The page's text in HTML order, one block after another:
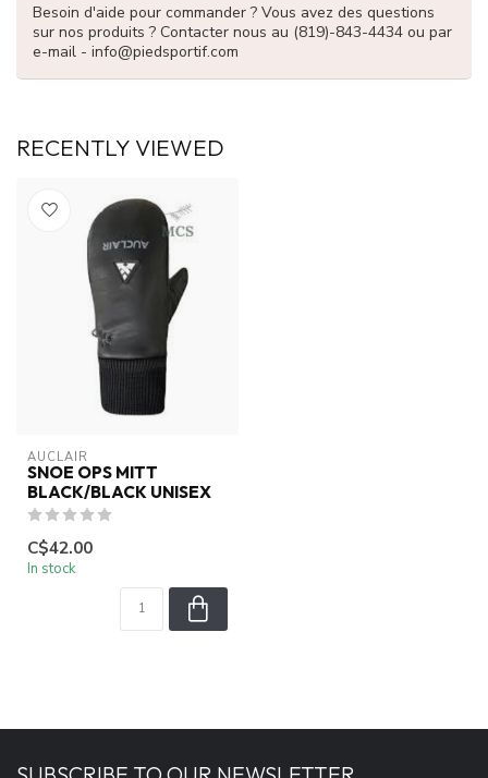
Besoin d'aide pour commander ? Vous avez des questions
sur nos produits ? Contacter nous au (819)-843-4434 ou par
e-mail - info@piedsportif.com
RECENTLY VIEWED
AUCLAIR
SNOE OPS MITT
BLACK/BLACK UNISEX
C$42.00
In stock